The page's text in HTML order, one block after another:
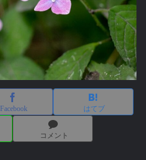
Facebook はてブ
コメント